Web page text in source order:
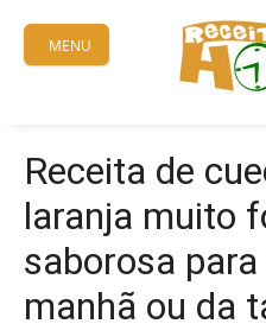
content
MENU
Receita de
laranja muito
saborosa
manhã ou da